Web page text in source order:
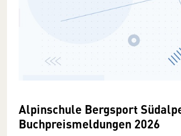
Alpinschule Bergsport
Buchpreismeldungen 2026